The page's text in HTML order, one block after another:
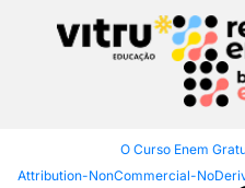
O Curso Enem
Attribution-NonCommercial-